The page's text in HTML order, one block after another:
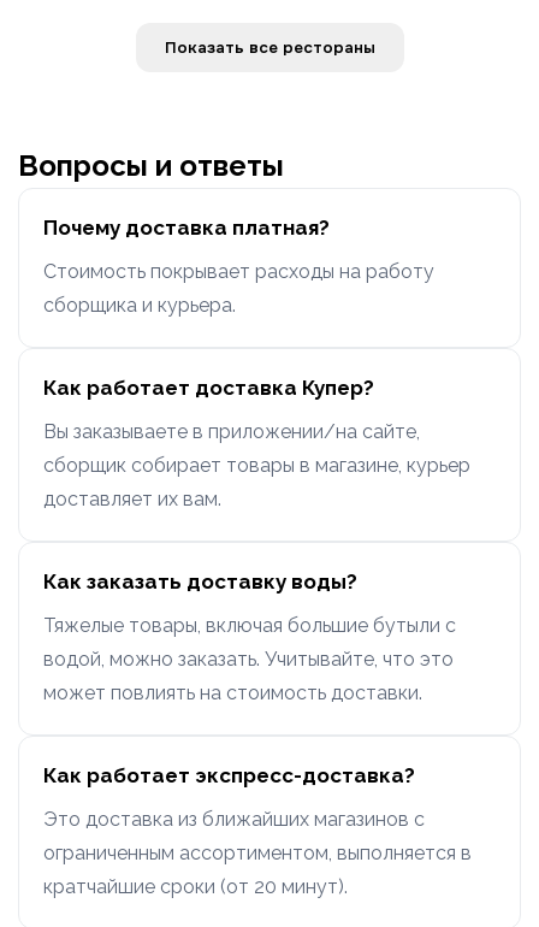
Показать все рестораны
Вопросы и ответы
Почему доставка платная?
Стоимость покрывает расходы на работу
сборщика и курьера.
Как работает доставка Купер?
Вы заказываете в приложении/на сайте,
сборщик собирает товары в магазине, курьер
доставляет их вам.
Как заказать доставку воды?
Тяжелые товары, включая большие бутыли с
водой, можно заказать. Учитывайте, что это
может повлиять на стоимость доставки.
Как работает экспресс-доставка?
Это доставка из ближайших магазинов с
ограниченным ассортиментом, выполняется в
кратчайшие сроки (от 20 минут).